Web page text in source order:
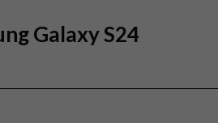
Galaxy S24